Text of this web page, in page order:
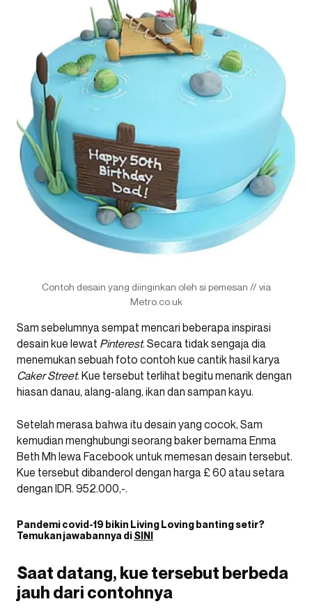
Contoh desain yang diinginkan oleh si pemesan // via
Metro.co.uk
Sam sebelumnya sempat mencari beberapa inspirasi
desain kue lewat Pinterest. Secara tidak sengaja dia
menemukan sebuah foto contoh kue cantik hasil karya
Caker Street. Kue tersebut terlihat begitu menarik dengan
hiasan danau, alang-alang, ikan dan sampan kayu.
Setelah merasa bahwa itu desain yang cocok, Sam
kemudian menghubungi seorang baker bernama Enma
Beth Mh lewa Facebook untuk memesan desain tersebut.
Kue tersebut dibanderol dengan harga £ 60 atau setara
dengan IDR. 952.000,-.
Pandemi covid-19 bikin Living Loving banting setir?
Temukan jawabannya diSINI
Saat datang, kue tersebut berbeda
jauh dari contohnya